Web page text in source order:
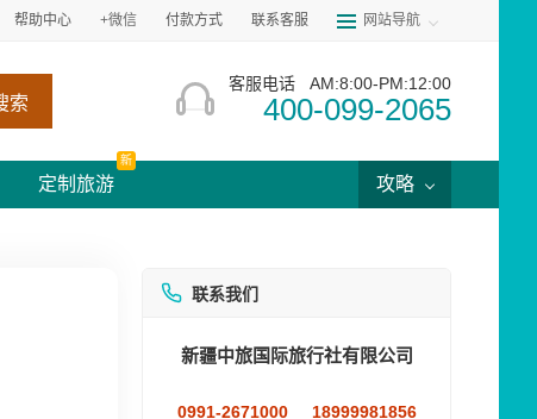
帮助中心 +微信 付款方式 联系客服 网站导航
索
客服电话 AM:8:00-PM:12:00
400-099-2065
定制旅游
新
攻略
联系我们
新疆中旅国际旅行社有限公司
0991-2671000 18999981856